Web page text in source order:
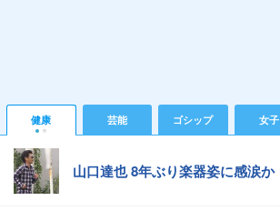
健康 芸能 ゴシップ 女子
山口達也 8年ぶり楽器姿に感涙か